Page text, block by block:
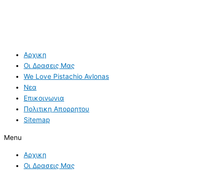
Αρχικη
Οι Δρασεις Μας
We Love Pistachio Avlonas
Νεα
Επικοινωνια
Πολιτικη Απορρητου
Sitemap
Menu
Αρχικη
Οι Δρασεις Μας